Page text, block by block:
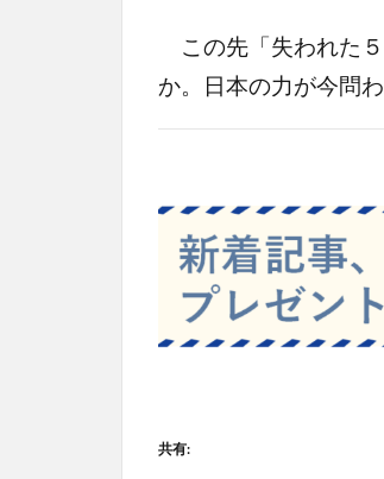
この先「失われた
か。日本の力が今問わ
共有: